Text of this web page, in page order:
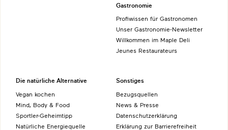
Gastronomie
Profiwissen für Gastronomen
Unser Gastronomie-Newsletter
Willkommen im Maple Deli
Jeunes Restaurateurs
Die natürliche Alternative
Vegan kochen
Mind, Body & Food
Sportler-Geheimtipp
Natürliche Energiequelle
Sonstiges
Bezugsquellen
News & Presse
Datenschutzerklärung
Erklärung zur Barrierefreiheit